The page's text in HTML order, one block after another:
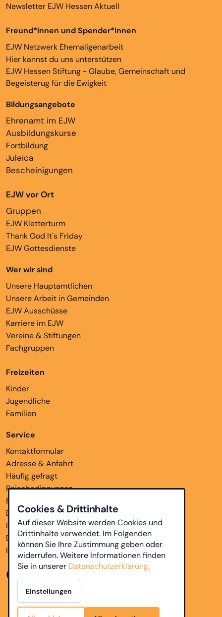
Newsletter EJW Hessen Aktuell
Freund*innen und Spender*innen
EJW Netzwerk Ehemaligenarbeit
Hier kannst du uns unterstützen
EJW Hessen Stiftung - Glaube, Gemeinschaft und
Begeisterug für die Ewigkeit
Bildungsangebote
Ehrenamt im EJW
Ausbildungskurse
Fortbildung
Juleica
Bescheinigungen
EJW vor Ort
Gruppen
EJW Kletterturm
Thank God It's Friday
EJW Gottesdienste
Wer wir sind
Unsere Hauptamtlichen
Unsere Arbeit in Gemeinden
EJW Ausschüsse
Karriere im EJW
Vereine & Stiftungen
Fachgruppen
Freizeiten
Kinder
Jugendliche
Familien
Service
Kontaktformular
Adresse & Anfahrt
Häufig gefragt
Reisebedingungen
Bankverbindungen
Downloads
Links
Datenschutz
Impressum
Cookies & Drittinhalte
Auf dieser Website werden Cookies und
Drittinhalte verwendet. Im Folgenden
können Sie Ihre Zustimmung geben oder
widerrufen. Weitere Informationen finden
Sie in unserer Datenschutzerklärung.
Einstellungen